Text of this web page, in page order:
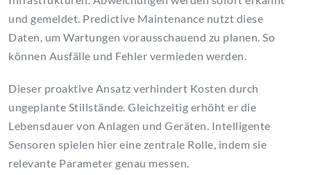
und gemeldet. Predictive Maintenance nutzt diese
Daten, um Wartungen vorausschauend zu planen. So
können Ausfälle und Fehler vermieden werden.
Dieser proaktive Ansatz verhindert Kosten durch
ungeplante Stillstände. Gleichzeitig erhöht er die
Lebensdauer von Anlagen und Geräten. Intelligente
Sensoren spielen hier eine zentrale Rolle, indem sie
relevante Parameter genau messen.